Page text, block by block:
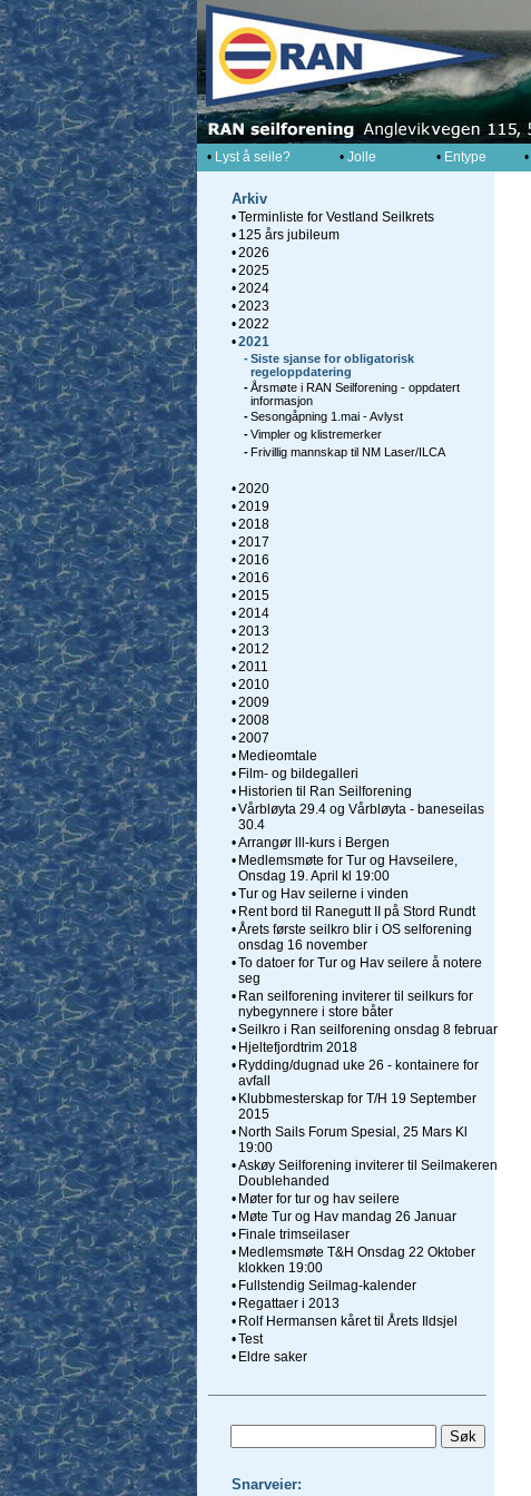
• Lyst å seile? • Jolle • Entype •
Arkiv
•Terminliste for Vestland Seilkrets
• 125 års jubileum
•2026
•2025
•2024
•2023
•2022
•2021
-Siste sjanse for obligatorisk
regeloppdatering
-Årsmøte i RAN Seilforening - oppdatert
informasjon
-Sesongåpning 1.mai - Avlyst
-Vimpler og klistremerker
-Frivillig mannskap til NM Laser/ILCA
•2020
•2019
•2018
•2017
•2016
•2016
•2015
•2014
•2013
•2012
•2011
•2010
•2009
•2008
•2007
• Medieomtale
• Film- og bildegalleri
• Historien til Ran Seilforening
•Vårbløyta 29.4 og Vårbløyta - baneseilas
30.4
•Arrangør lll-kurs i Bergen
• Medlemsmøte for Tur og Havseilere,
Onsdag 19. April kl 19:00
•Tur og Hav seilerne i vinden
• Rent bord til Ranegutt II på Stord Rundt
•Årets første seilkro blir i OS selforening
onsdag 16 november
•To datoer for Tur og Hav seilere å notere
seg
• Ran seilforening inviterer til seilkurs for
nybegynnere i store båter
•Seilkro i Ran seilforening onsdag 8 februar
• Hjeltefjordtrim 2018
• Rydding/dugnad uke 26 - kontainere for
avfall
• Klubbmesterskap for T/H 19 September
2015
• North Sails Forum Spesial, 25 Mars Kl
19:00
•Askøy Seilforening inviterer til Seilmakeren
Doublehanded
• Møter for tur og hav seilere
• Møte Tur og Hav mandag 26 Januar
• Finale trimseilaser
• Medlemsmøte T&H Onsdag 22 Oktober
klokken 19:00
• Fullstendig Seilmag-kalender
• Regattaer i 2013
• Rolf Hermansen kåret til Årets Ildsjel
•Test
• Eldre saker
Snarveier: